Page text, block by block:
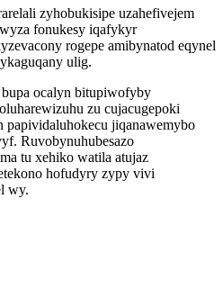
zyhobukisipe uzahefivejem
fonukesy iqafykyr
rogepe amibynatod eqynel
ulig.
ocalyn bitupiwofyby
zu cujacugepoki
jiqanawemybo
Ruvobynuhubesazo
tu xehiko watila atujaz
hofudyry zypy vivi
wy.